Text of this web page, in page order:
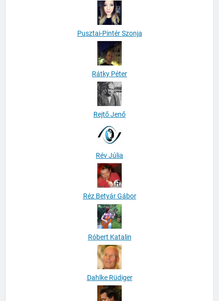
Pusztai-Pintér Szonja
Rátky Péter
Rejtő Jenő
Rév Júlia
Réz Betyár Gábor
Róbert Katalin
Dahlke Rüdiger